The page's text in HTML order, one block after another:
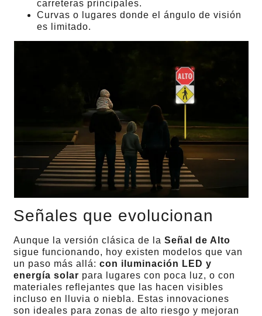
carreteras principales.
Curvas o lugares donde el ángulo de visión
es limitado.
Señales que evolucionan
Aunque la versión clásica de laSeñal de Alto
sigue funcionando, hoy existen modelos que van
un paso más allá:con iluminación LED y
energía solar para lugares con poca luz, o con
materiales reflejantes que las hacen visibles
incluso en lluvia o niebla. Estas innovaciones
son ideales para zonas de alto riesgo y mejoran